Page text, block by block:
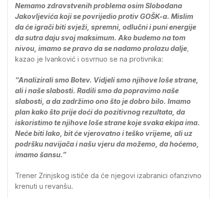
Nemamo zdravstvenih problema osim Slobodana
Jakovljevića koji se povrijedio protiv GOŠK-a. Mislim
da će igrači biti svježi, spremni, odlučni i puni energije
da sutra daju svoj maksimum. Ako budemo na tom
nivou, imamo se pravo da se nadamo prolazu dalje
kazao je Ivanković i osvrnuo se na protivnika:
“Analizirali smo Botev. Vidjeli smo njihove loše strane,
ali i naše slabosti. Radili smo da popravimo naše
slabosti, a da zadržimo ono što je dobro bilo. Imamo
plan kako što prije doći do pozitivnog rezultata, da
iskoristimo te njihove loše strane koje svaka ekipa ima.
Neće biti lako, bit će vjerovatno i teško vrijeme, ali uz
podršku navijača i našu vjeru da možemo, da hoćemo,
imamo šansu.”
Trener Zrinjskog ističe da će njegovi izabranici ofanzivno
krenuti u revanšu.